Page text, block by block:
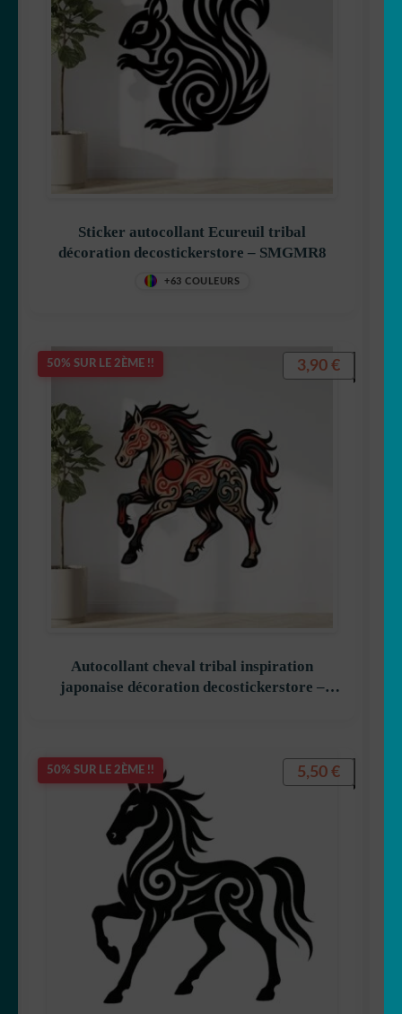
Sticker autocollant Ecureuil tribal
décoration decostickerstore – SMGMR8
+63 COULEURS
50% SUR LE 2ÈME !!
Autocollant cheval tribal inspiration
japonaise décoration decostickerstore –
3,90 €
50% SUR LE 2ÈME !! 5,50 €